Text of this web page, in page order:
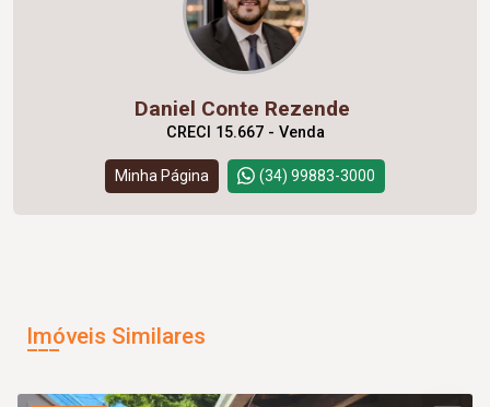
Daniel Conte Rezende
CRECI 15.667 - Venda
Minha Página (34) 99883-3000
Imóveis Similares